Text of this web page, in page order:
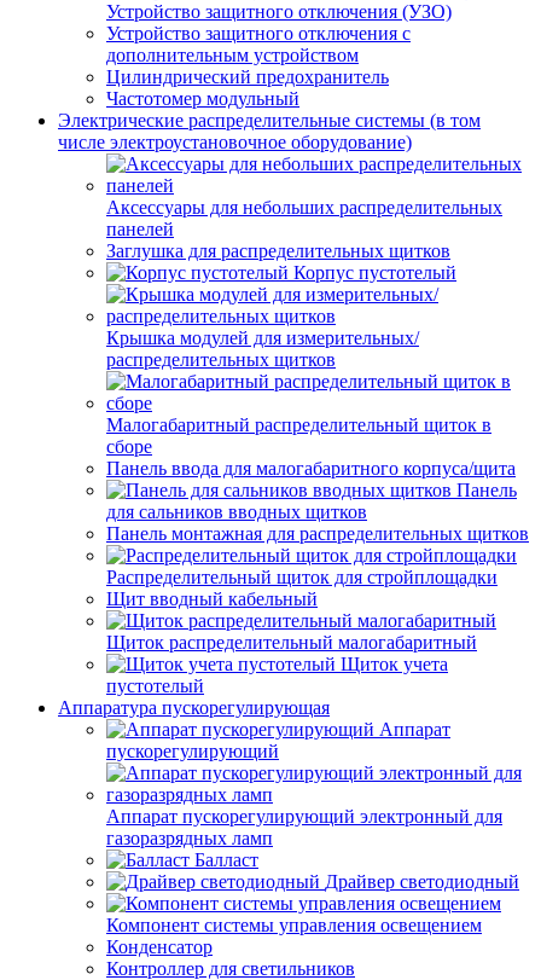
Устройство защитного отключения (УЗО)
Устройство защитного отключения с
дополнительным устройством
Цилиндрический предохранитель
Частотомер модульный
Электрические распределительные системы (в том
числе электроустановочное оборудование)
Аксессуары для небольших распределительных
панелей
Заглушка для распределительных щитков
Корпус пустотелый
Крышка модулей для измерительных/
распределительных щитков
Малогабаритный распределительный щиток в
сборе
Панель ввода для малогабаритного корпуса/щита
Панель
для сальников вводных щитков
Панель монтажная для распределительных щитков
Распределительный щиток для стройплощадки
Щит вводный кабельный
Щиток распределительный малогабаритный
Щиток учета
пустотелый
Аппаратура пускорегулирующая
Аппарат
пускорегулирующий
Аппарат пускорегулирующий электронный для
газоразрядных ламп
Балласт
Драйвер светодиодный
Компонент системы управления освещением
Конденсатор
Контроллер для светильников